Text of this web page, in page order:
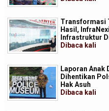
Transformasi
Hasil,
Infrastruktur
Dibaca kali
Laporan Anak
Dihentikan
Hak Asuh
Dibaca kali